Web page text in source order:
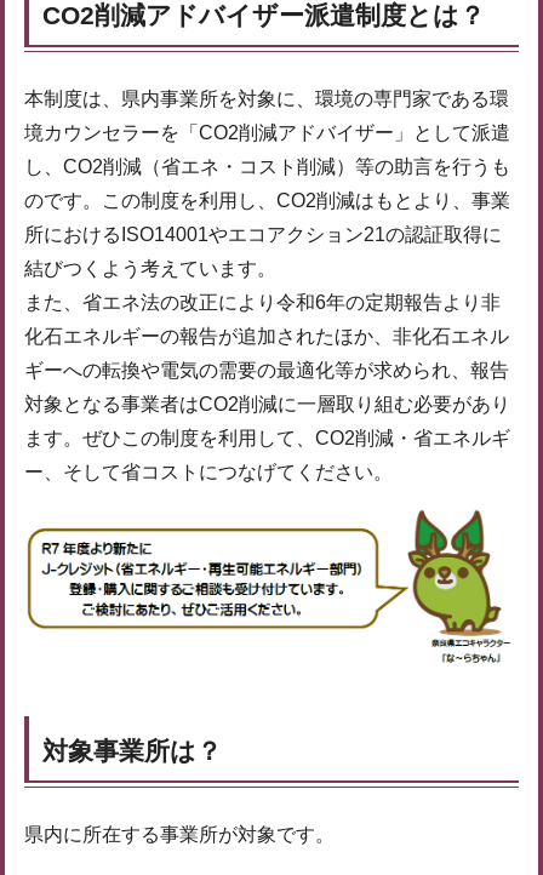
CO2削減アドバイザー派遣制度とは？
本制度は、県内事業所を対象に、環境の専門家である環
境カウンセラーを「CO2削減アドバイザー」として派遣
し、CO2削減（省エネ・コスト削減）等の助言を行うも
のです。この制度を利用し、CO2削減はもとより、事業
所におけるISO14001やエコアクション21の認証取得に
結びつくよう考えています。
また、省エネ法の改正により令和6年の定期報告より非
化石エネルギーの報告が追加されたほか、非化石エネル
ギーへの転換や電気の需要の最適化等が求められ、報告
対象となる事業者はCO2削減に一層取り組む必要があり
ます。ぜひこの制度を利用して、CO2削減・省エネルギ
ー、そして省コストにつなげてください。
対象事業所は？
県内に所在する事業所が対象です。